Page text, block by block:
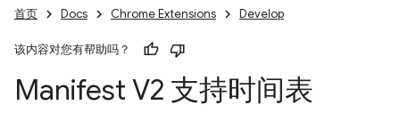
首页 Docs Chrome Extensions Develop
该内容对您有帮助吗？
Manifest V2 支持时间表